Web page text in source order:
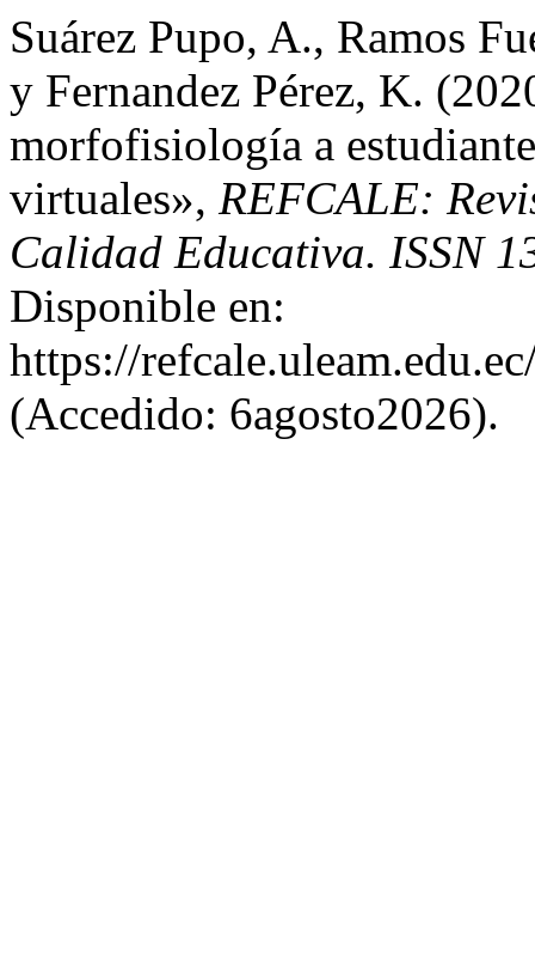
Suárez Pupo, A., Ramos
y Fernandez Pérez, K.
morfofisiología a
virtuales», REFCALE:
Calidad Educativa. ISSN
Disponible en:
https://
(Accedido: 6agosto2026).